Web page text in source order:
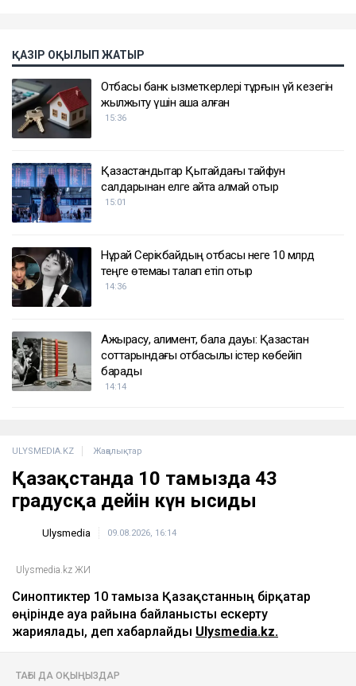
ҚАЗІР ОҚЫЛЫП ЖАТЫР
Отбасы банк қызметкерлері тұрғын үй кезегін
жылжыту үшін ақша алған
15:36
Қазақстандықтар Қытайдағы тайфун
салдарынан елге қайта алмай отыр
15:01
Нұрай Серікбайдың отбасы неге 10 млрд
теңге өтемақы талап етіп отыр
14:36
Ажырасу, алимент, бала дауы: Қазақстан
соттарындағы отбасылық істер көбейіп
барады
14:14
ULYSMEDIA.KZ Жаңалықтар
Қазақстанда 10 тамызда 43
градусқа дейін күн ысиды
Ulysmedia 09.08.2026, 16:14
Ulysmedia.kz ЖИ
Синоптиктер 10 тамызға Қазақстанның бірқатар
өңірінде ауа райына байланысты ескерту
жариялады, деп хабарлайды Ulysmedia.kz.
ТАҒЫ ДА ОҚЫҢЫЗДАР